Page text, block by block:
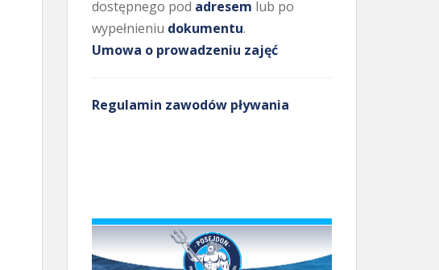
dostępnego pod adresem lub po
wypełnieniu dokumentu.
Umowa o prowadzeniu zajęć
Regulamin zawodów pływania